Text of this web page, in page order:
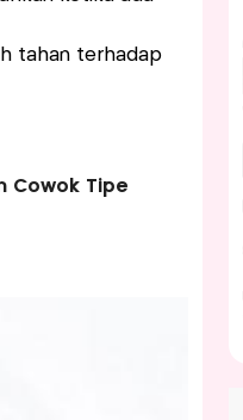
tahan terhadap
Cowok Tipe